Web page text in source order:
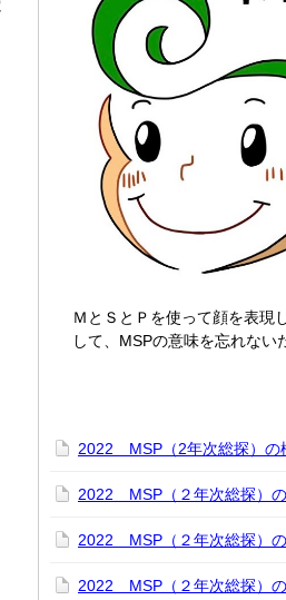
ＭとＳとＰを使って顔を表現
して、MSPの意味を忘れない
2022 MSP（2年次総探）の
2022 MSP（２年次総探）の
2022 MSP（２年次総探）の
2022 MSP（２年次総探）の